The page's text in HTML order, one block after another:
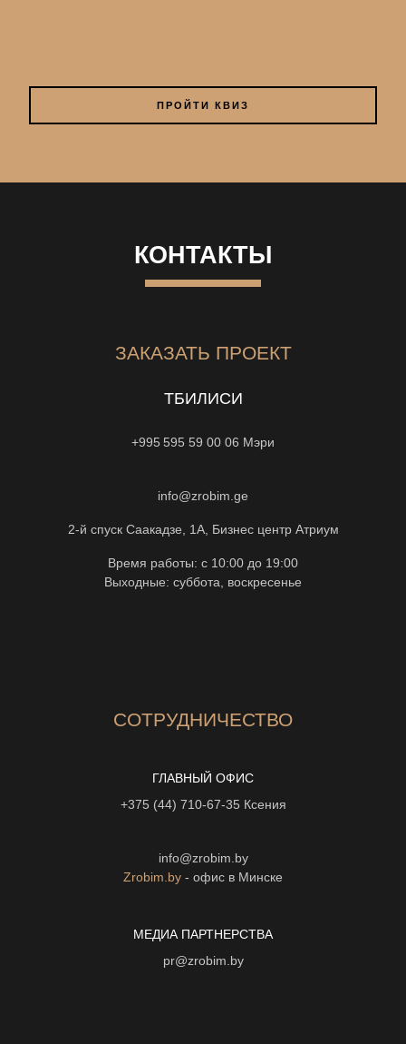
ПРОЙТИ КВИЗ
КОНТАКТЫ
ЗАКАЗАТЬ ПРОЕКТ
ТБИЛИСИ
+995 595 59 00 06 Мэри
info@zrobim.ge
2-й спуск Саакадзе, 1А, Бизнес центр Атриум
Время работы: с 10:00 до 19:00
Выходные: суббота, воскресенье
СОТРУДНИЧЕСТВО
ГЛАВНЫЙ ОФИС
+375 (44) 710-67-35 Ксения
info@zrobim.by
Zrobim.by - офис в Минске
МЕДИА ПАРТНЕРСТВА
pr@zrobim.by